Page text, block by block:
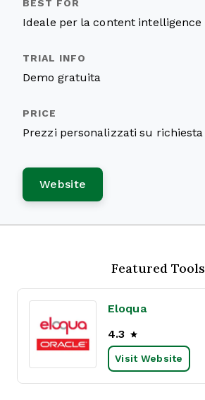
Ideale per la content intelligence
Demo gratuita
Prezzi personalizzati su richiesta
Website
Featured Tools
Eloqua
4.3
Visit Website